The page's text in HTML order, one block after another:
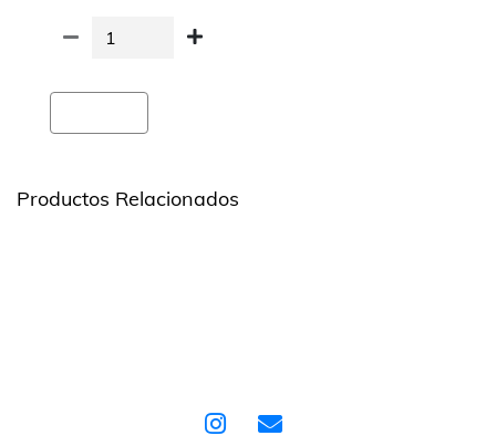
Productos Relacionados